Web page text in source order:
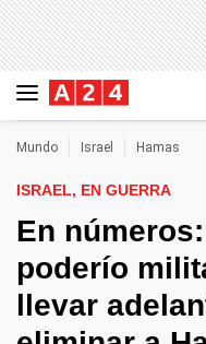
Mundo Israel Hamas
ISRAEL, EN GUERRA
En
poderío
llevar